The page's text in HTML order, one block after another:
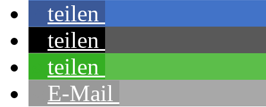
teilen
teilen
teilen
E-Mail